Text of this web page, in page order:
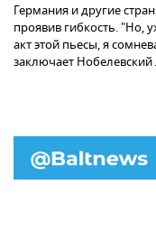
Германия и другие
проявив гибкость. "Но,
акт этой пьесы, я
заключает Нобелевский